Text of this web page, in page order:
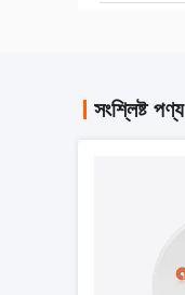
সংশ্লিষ্ট পণ্য